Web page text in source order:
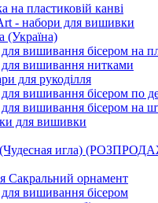
на пластиковій канві
- набори для вишивки
(Україна)
вишивання бісером на
вишивання нитками
для рукоділля
вишивання бісером по
вишивання бісером на
для вишивки
(Чудесная игла)
Сакральний орнамент
вишивання бісером